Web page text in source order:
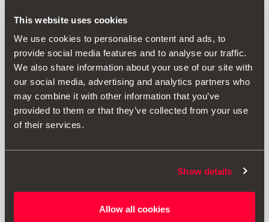
This website uses cookies
We use cookies to personalise content and ads, to
provide social media features and to analyse our traffic.
We also share information about your use of our site with
our social media, advertising and analytics partners who
may combine it with other information that you’ve
provided to them or that they’ve collected from your use
of their services.
Show details
Allow all cookies
576093990K
Zestaw CUSTOM (LHD)
Przejdź do produktu